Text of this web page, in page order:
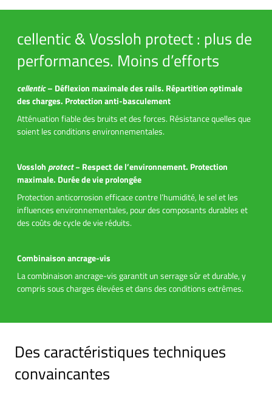
cellentic & Vossloh protect : plus de
performances. Moins d’efforts
cellentic– Déflexion maximale des rails. Répartition optimale
des charges. Protection anti-basculement
Atténuation fiable des bruits et des forces. Résistance quelles que
soient les conditions environnementales.
Vosslohprotect− Respect de l’environnement. Protection
maximale. Durée de vie prolongée
Protection anticorrosion efficace contre l’humidité, le sel et les
influences environnementales, pour des composants durables et
des coûts de cycle de vie réduits.
Combinaison ancrage-vis
La combinaison ancrage-vis garantit un serrage sûr et durable, y
compris sous charges élevées et dans des conditions extrêmes.
Des caractéristiques techniques
convaincantes